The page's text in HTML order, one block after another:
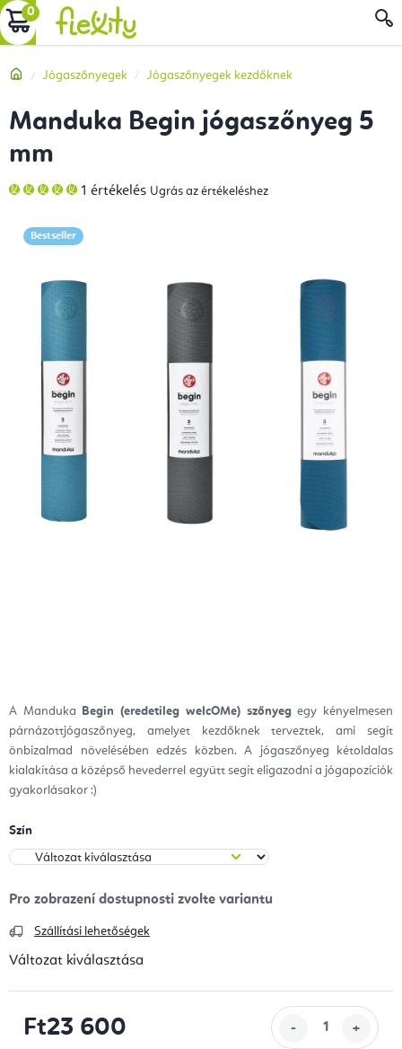
Ugrás
a
tartalomhoz
KOSÁR
Kezdőlap
Jógaszőnyegek Jógaszőnyegek kezdőknek
A Manduka Begin (eredetileg welcOMe) szőnyegegy kényelmesen
párnázottjógaszőnyeg, amelyet kezdőknek terveztek, ami segít
önbizalmad növelésében edzés közben. A jógaszőnyeg kétoldalas
kialakítása a középső hevederrel együtt segít eligazodni a jógapozíciók
gyakorlásakor :)
Szín
Szállítási lehetőségek
Változat kiválasztása
Ft23 600
Manduka Begin jógaszőnyeg 5
mm
A
termék
5-
ből
1 értékelés Ugrás az értékeléshez
Bestseller